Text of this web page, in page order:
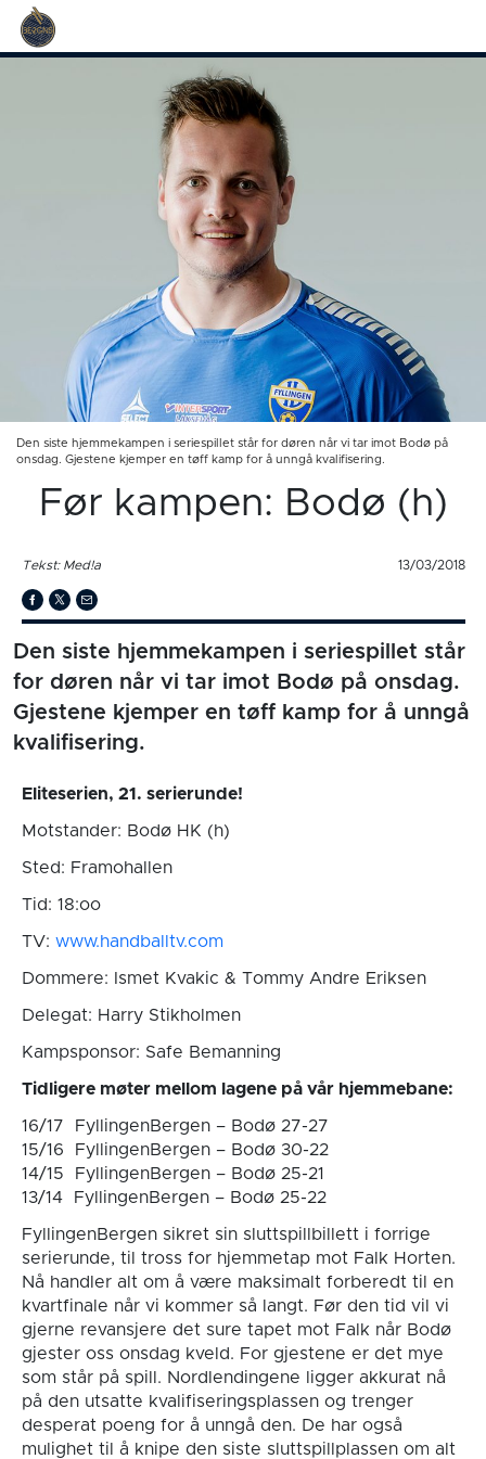
Den siste hjemmekampen i seriespillet står for døren når vi tar imot Bodø på
onsdag. Gjestene kjemper en tøff kamp for å unngå kvalifisering.
Før kampen: Bodø (h)
Tekst: Med!a 13/03/2018
Den siste hjemmekampen i seriespillet står
for døren når vi tar imot Bodø på onsdag.
Gjestene kjemper en tøff kamp for å unngå
kvalifisering.
Eliteserien, 21. serierunde!
Motstander: Bodø HK (h)
Sted: Framohallen
Tid: 18:oo
TV: www.handballtv.com
Dommere: Ismet Kvakic & Tommy Andre Eriksen
Delegat: Harry Stikholmen
Kampsponsor: Safe Bemanning
Tidligere møter mellom lagene på vår hjemmebane:
16/17 FyllingenBergen – Bodø 27-27
15/16 FyllingenBergen – Bodø 30-22
14/15 FyllingenBergen – Bodø 25-21
13/14 FyllingenBergen – Bodø 25-22
FyllingenBergen sikret sin sluttspillbillett i forrige
serierunde, til tross for hjemmetap mot Falk Horten.
Nå handler alt om å være maksimalt forberedt til en
kvartfinale når vi kommer så langt. Før den tid vil vi
gjerne revansjere det sure tapet mot Falk når Bodø
gjester oss onsdag kveld. For gjestene er det mye
som står på spill. Nordlendingene ligger akkurat nå
på den utsatte kvalifiseringsplassen og trenger
desperat poeng for å unngå den. De har også
mulighet til å knipe den siste sluttspillplassen om alt